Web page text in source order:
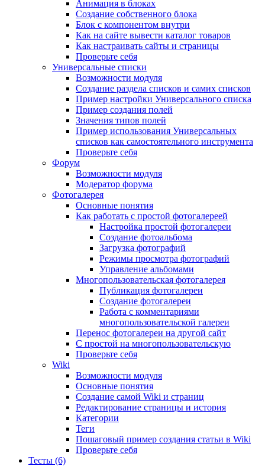
Анимация в блоках
Создание собственного блока
Блок с компонентом внутри
Как на сайте вывести каталог товаров
Как настраивать сайты и страницы
Проверьте себя
Универсальные списки
Возможности модуля
Создание раздела списков и самих списков
Пример настройки Универсального списка
Пример создания полей
Значения типов полей
Пример использования Универсальных
списков как самостоятельного инструмента
Проверьте себя
Форум
Возможности модуля
Модератор форума
Фотогалерея
Основные понятия
Как работать с простой фотогалереей
Настройка простой фотогалереи
Создание фотоальбома
Загрузка фотографий
Режимы просмотра фотографий
Управление альбомами
Многопользовательская фотогалерея
Публикация фотогалереи
Создание фотогалереи
Работа с комментариями
многопользовательской галереи
Перенос фотогалереи на другой сайт
С простой на многопользовательскую
Проверьте себя
Wiki
Возможности модуля
Основные понятия
Создание самой Wiki и страниц
Редактирование страницы и история
Категории
Теги
Пошаговый пример создания статьи в Wiki
Проверьте себя
Тесты (6)